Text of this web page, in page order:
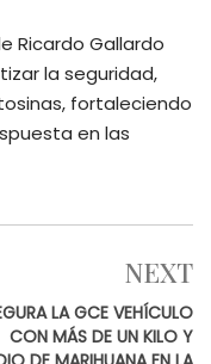
Ricardo Gallardo
la seguridad,
fortaleciendo
en las
NEXT
LA GCE VEHÍCULO
CON MÁS DE UN KILO Y